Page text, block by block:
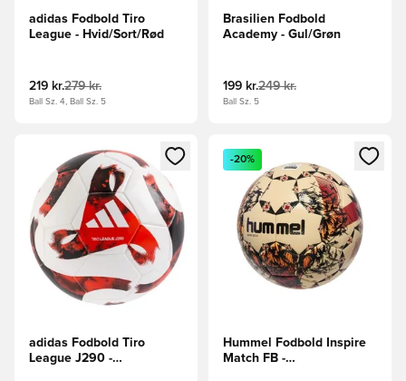
adidas Fodbold Tiro
League - Hvid/Sort/Rød
219 kr.279 kr.
Ball Sz. 4, Ball Sz. 5
Brasilien Fodbold
Academy - Gul/Grøn
199 kr.249 kr.
Ball Sz. 5
Åbner en Modal til at logge ind eller tilmelde dig som
adidas Fodbold Tiro
League J290 -
Åbner en Modal til at logge
-20%
Hummel Fodbold Inspire
Match FB -